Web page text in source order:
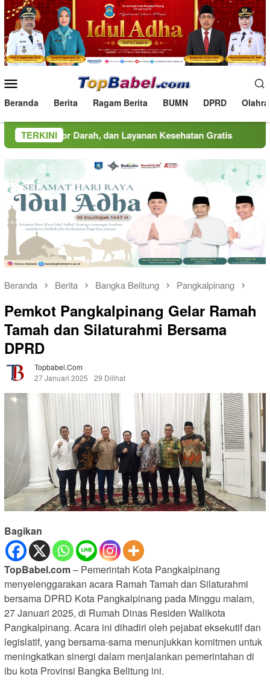
Loncat
ke
konten
Mobile
Beranda Berita Ragam Berita BUMN DPRD
TERKINI
Darah, dan Layanan Kesehatan Gratis MINDucation
Beranda Berita Bangka Belitung Pangkalpinang
Pemkot Pangkalpinang Gelar Ramah
Tamah dan Silaturahmi Bersama
DPRD
Topbabel.com
27 Januari 2025
29 Dilihat
Bagikan
TopBabel.com– Pemerintah Kota Pangkalpinang
menyelenggarakan acara Ramah Tamah dan Silaturahmi
bersama DPRD Kota Pangkalpinang pada Minggu malam,
27 Januari 2025, di Rumah Dinas Residen Walikota
Pangkalpinang. Acara ini dihadiri oleh pejabat eksekutif dan
legislatif, yang bersama-sama menunjukkan komitmen untuk
meningkatkan sinergi dalam menjalankan pemerintahan di
ibu kota Provinsi Bangka Belitung ini.